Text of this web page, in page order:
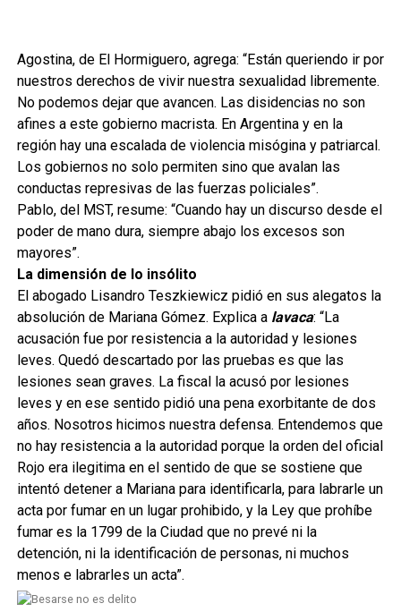
Agostina, de El Hormiguero, agrega: “Están queriendo ir por
nuestros derechos de vivir nuestra sexualidad libremente.
No podemos dejar que avancen. Las disidencias no son
afines a este gobierno macrista. En Argentina y en la
región hay una escalada de violencia misógina y patriarcal.
Los gobiernos no solo permiten sino que avalan las
conductas represivas de las fuerzas policiales”.
Pablo, del MST, resume: “Cuando hay un discurso desde el
poder de mano dura, siempre abajo los excesos son
mayores”.
La dimensión de lo insólito
El abogado Lisandro Teszkiewicz pidió en sus alegatos la
absolución de Mariana Gómez. Explica a lavaca: “La
acusación fue por resistencia a la autoridad y lesiones
leves. Quedó descartado por las pruebas es que las
lesiones sean graves. La fiscal la acusó por lesiones
leves y en ese sentido pidió una pena exorbitante de dos
años. Nosotros hicimos nuestra defensa. Entendemos que
no hay resistencia a la autoridad porque la orden del oficial
Rojo era ilegitima en el sentido de que se sostiene que
intentó detener a Mariana para identificarla, para labrarle un
acta por fumar en un lugar prohibido, y la Ley que prohíbe
fumar es la 1799 de la Ciudad que no prevé ni la
detención, ni la identificación de personas, ni muchos
menos e labrarles un acta”.